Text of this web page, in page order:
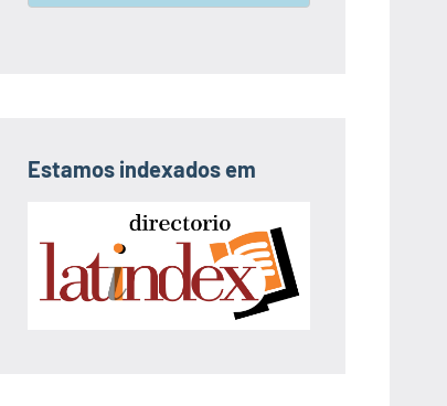
Estamos indexados em